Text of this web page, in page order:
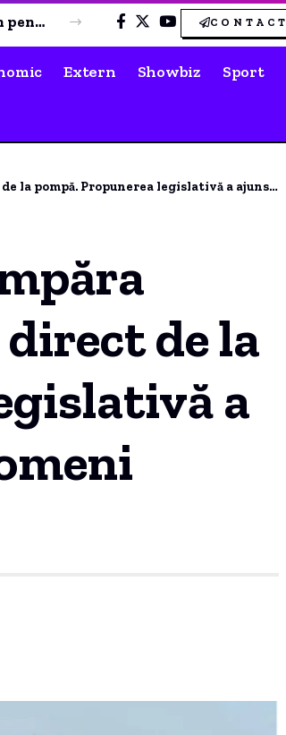
Vijelii puternice și ploi torențiale în mai multe regiuni din țară: străzi inundate, acoperișuri smulse și zeci de mașini avariate CONTACT
Extern Showbiz Sport
legislativă a ajuns în Senat. „Nu pomeni așteptam noi”
de la
a